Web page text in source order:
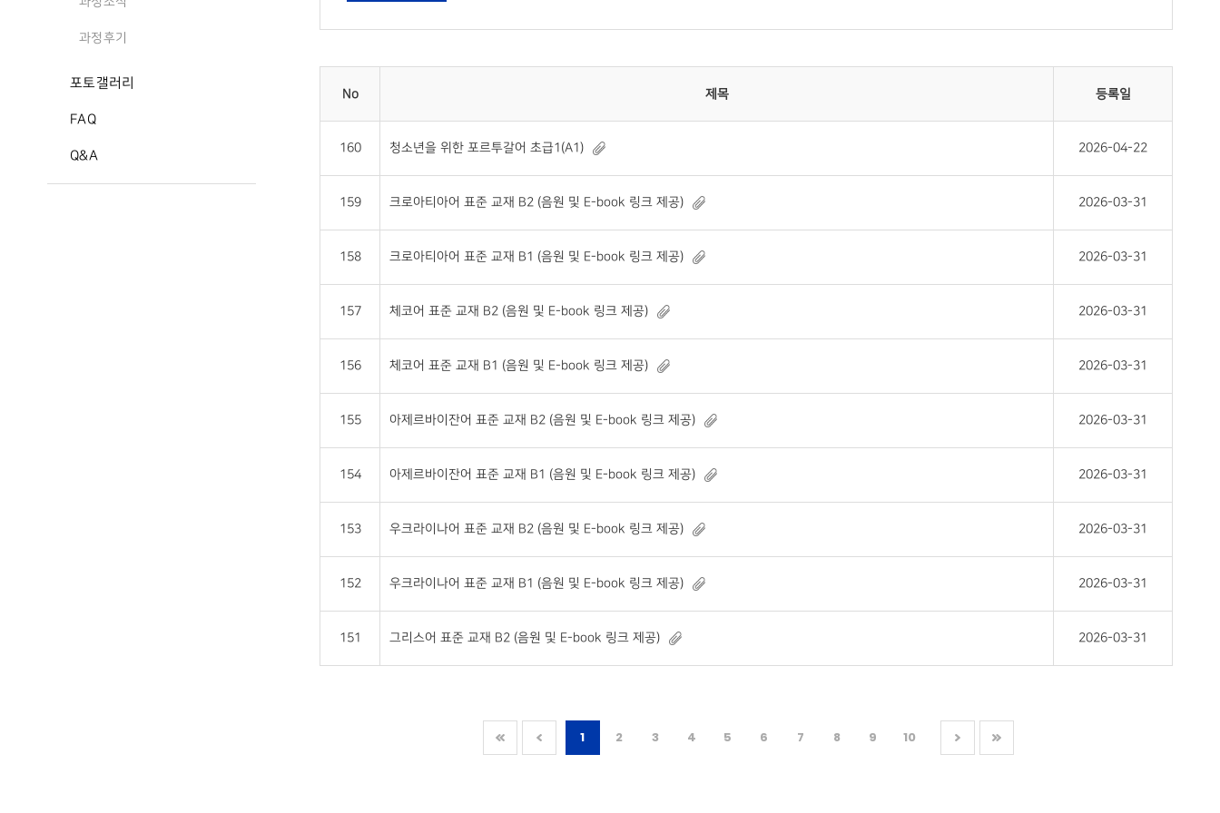
과정후기
포토갤러리
FAQ
Q&A
No 제목 등록일
160 청소년을 위한 포르투갈어 초급1(A1) 2026-04-22
159 크로아티아어 표준 교재 B2 (음원 및 E-book 링크 제공) 2026-03-31
158 크로아티아어 표준 교재 B1 (음원 및 E-book 링크 제공) 2026-03-31
157 체코어 표준 교재 B2 (음원 및 E-book 링크 제공) 2026-03-31
156 체코어 표준 교재 B1 (음원 및 E-book 링크 제공) 2026-03-31
155 아제르바이잔어 표준 교재 B2 (음원 및 E-book 링크 제공) 2026-03-31
154 아제르바이잔어 표준 교재 B1 (음원 및 E-book 링크 제공) 2026-03-31
153 우크라이나어 표준 교재 B2 (음원 및 E-book 링크 제공) 2026-03-31
152 우크라이나어 표준 교재 B1 (음원 및 E-book 링크 제공) 2026-03-31
151 그리스어 표준 교재 B2 (음원 및 E-book 링크 제공) 2026-03-31
1 2 3 4 5 6 7 8 9 10